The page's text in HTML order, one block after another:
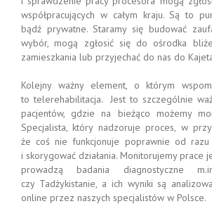
współpracujących w całym kraju. Są to
bądź prywatne. Staramy się budować
wybór, mogą zgłosić się do ośrodka
zamieszkania lub przyjechać do nas do
Kolejny ważny element, o którym
to telerehabilitacja. Jest to szczególnie
pacjentów, gdzie na bieżąco możemy
Specjalista, który nadzoruje proces, w
że coś nie funkcjonuje poprawnie od razu
i skorygować działania. Monitorujemy prace
prowadzą badania diagnostyczne
czy Tadżykistanie, a ich wyniki są
online przez naszych specjalistów w Polsce.